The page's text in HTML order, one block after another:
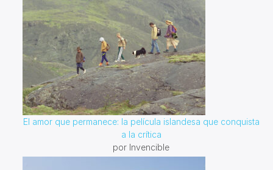
El amor que permanece: la película islandesa que conquista
a la crítica
por Invencible